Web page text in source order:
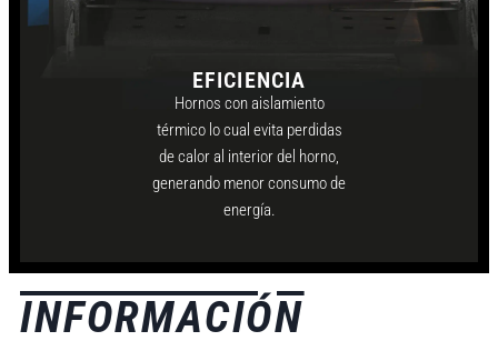
EFICIENCIA
Hornos con aislamiento
térmico lo cual evita perdidas
de calor al interior del horno,
generando menor consumo de
energía.
INFORMACIÓN